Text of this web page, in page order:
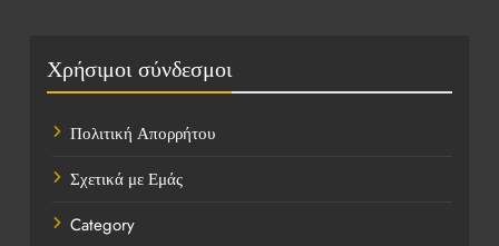
Πολιτική
Τοποθεσίες
Χρήσιμοι σύνδεσμοι
Πολιτική Απορρήτου
Σχετικά με Εμάς
Category